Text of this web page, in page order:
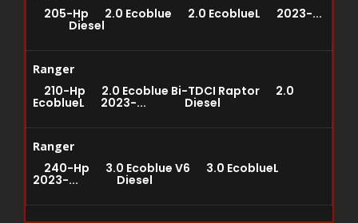
205-Hp 2.0 Ecoblue 2.0 EcoblueL 2023-...
Diesel
Ranger
210-Hp 2.0 Ecoblue Bi-TDCI Raptor 2.0
EcoblueL 2023-... Diesel
Ranger
240-Hp 3.0 Ecoblue V6 3.0 EcoblueL
2023-... Diesel